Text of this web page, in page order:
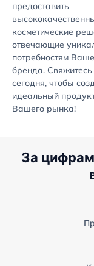
предоставить
косметические
отвечающие
потребностям
бренда.
сегодня, чтобы
идеальный
Вашего рынка!
За